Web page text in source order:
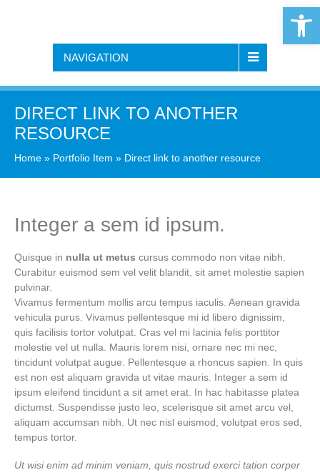
NAVIGATION
DIRECT LINK TO ANOTHER
RESOURCE
Home » Portfolio Item » Direct link to another resource
Integer a sem id ipsum.
Quisque in nulla ut metus cursus commodo non vitae nibh.
Curabitur euismod sem vel velit blandit, sit amet molestie sapien
pulvinar.
Vivamus fermentum mollis arcu tempus iaculis. Aenean gravida
vehicula purus. Vivamus pellentesque mi id libero dignissim,
quis facilisis tortor volutpat. Cras vel mi lacinia felis porttitor
molestie vel ut nulla. Mauris lorem nisi, ornare nec mi nec,
tincidunt volutpat augue. Pellentesque a rhoncus sapien. In quis
est non est aliquam gravida ut vitae mauris. Integer a sem id
ipsum eleifend tincidunt a sit amet erat. In hac habitasse platea
dictumst. Suspendisse justo leo, scelerisque sit amet arcu vel,
aliquam accumsan nibh. Ut nec nisl euismod, volutpat eros sed,
tempus tortor.
Ut wisi enim ad minim veniam, quis nostrud exerci tation corper